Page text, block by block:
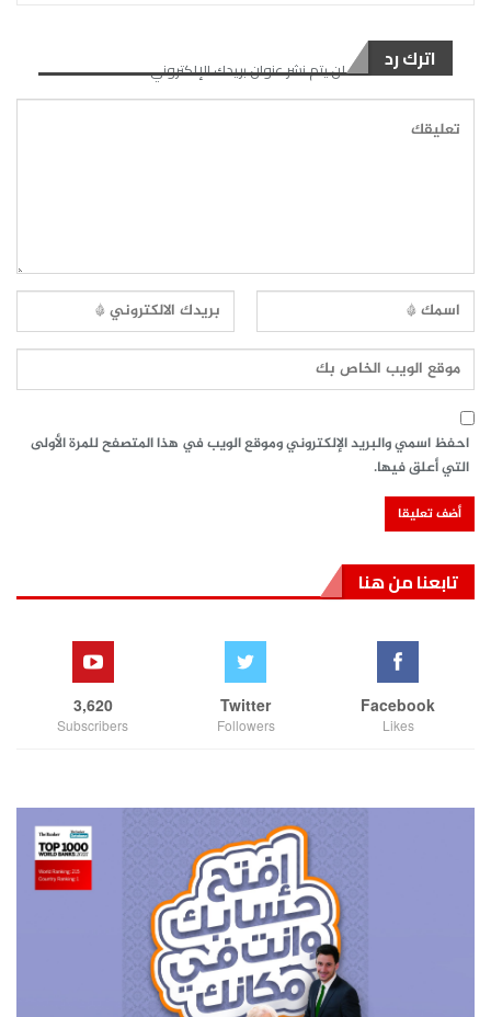
اترك رد لن يتم نشر عنوان بريدك الإلكتروني.
احفظ اسمي والبريد الإلكتروني وموقع الويب في هذا المتصفح للمرة الأولى
التي أعلق فيها.
تابعنا من هنا
Facebook
Likes
Twitter
Followers
3,620
Subscribers